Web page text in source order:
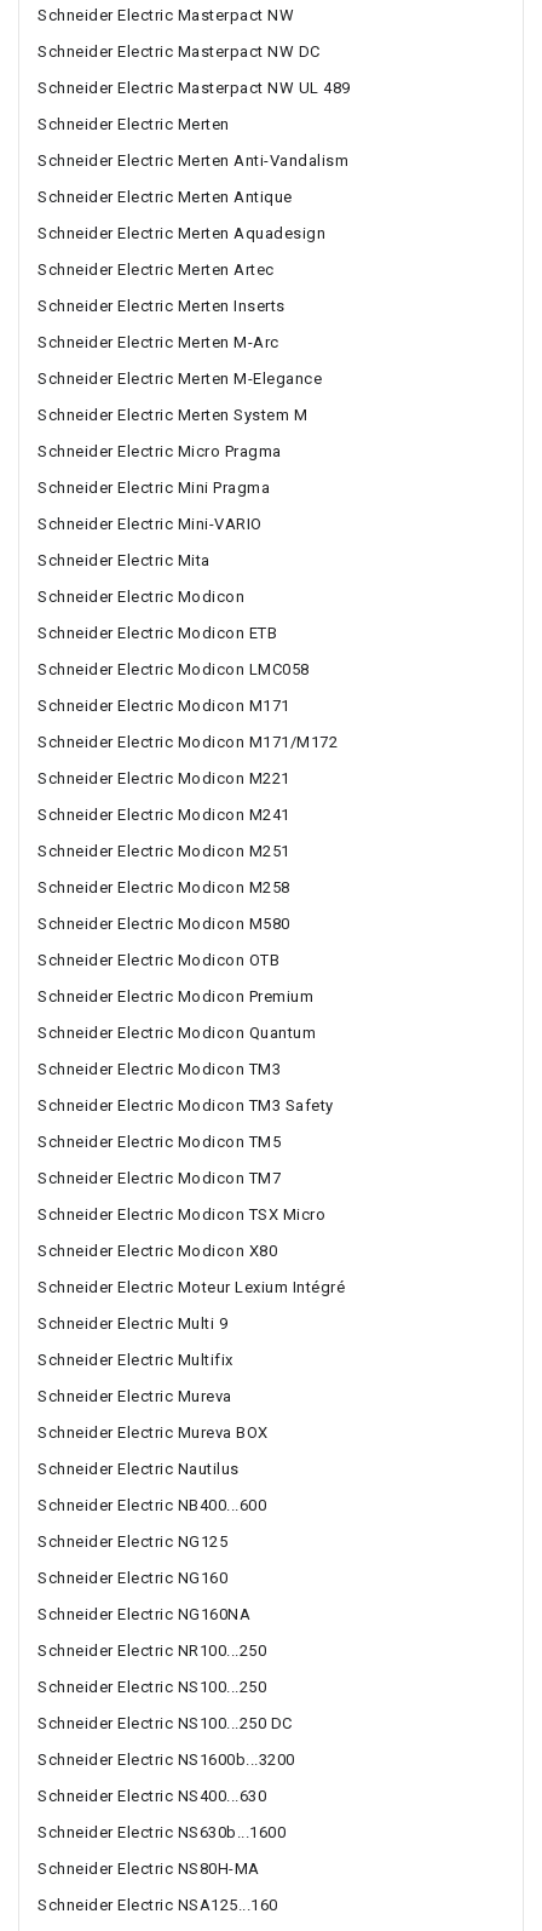
Schneider Electric Masterpact NW
Schneider Electric Masterpact NW DC
Schneider Electric Masterpact NW UL 489
Schneider Electric Merten
Schneider Electric Merten Anti-Vandalism
Schneider Electric Merten Antique
Schneider Electric Merten Aquadesign
Schneider Electric Merten Artec
Schneider Electric Merten Inserts
Schneider Electric Merten M-Arc
Schneider Electric Merten M-Elegance
Schneider Electric Merten System M
Schneider Electric Micro Pragma
Schneider Electric Mini Pragma
Schneider Electric Mini-VARIO
Schneider Electric Mita
Schneider Electric Modicon
Schneider Electric Modicon ETB
Schneider Electric Modicon LMC058
Schneider Electric Modicon M171
Schneider Electric Modicon M171/M172
Schneider Electric Modicon M221
Schneider Electric Modicon M241
Schneider Electric Modicon M251
Schneider Electric Modicon M258
Schneider Electric Modicon M580
Schneider Electric Modicon OTB
Schneider Electric Modicon Premium
Schneider Electric Modicon Quantum
Schneider Electric Modicon TM3
Schneider Electric Modicon TM3 Safety
Schneider Electric Modicon TM5
Schneider Electric Modicon TM7
Schneider Electric Modicon TSX Micro
Schneider Electric Modicon X80
Schneider Electric Moteur Lexium Intégré
Schneider Electric Multi 9
Schneider Electric Multifix
Schneider Electric Mureva
Schneider Electric Mureva BOX
Schneider Electric Nautilus
Schneider Electric NB400...600
Schneider Electric NG125
Schneider Electric NG160
Schneider Electric NG160NA
Schneider Electric NR100...250
Schneider Electric NS100...250
Schneider Electric NS100...250 DC
Schneider Electric NS1600b...3200
Schneider Electric NS400...630
Schneider Electric NS630b...1600
Schneider Electric NS80H-MA
Schneider Electric NSA125...160